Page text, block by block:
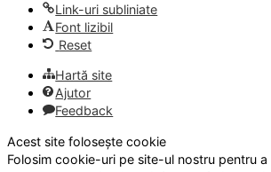
Link-uri subliniate
Font lizibil
Reset
Hartă site
Ajutor
Feedback
Acest site folosește cookie
Folosim cookie-uri pe site-ul nostru pentru